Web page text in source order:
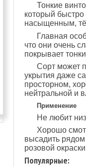
Тонкие
который быстро
насыщенным,
Главная
что они очень
покрывает
Сорт может
укрытия даже
просторном,
нейтральной и
Применение
Не любит
Хорошо
высадить рядом
розовой
Популярные: